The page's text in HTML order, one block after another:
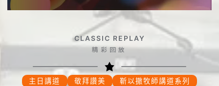
CLASSIC REPLAY
精彩回放
主日講道 敬拜讚美
靳以撒牧師講道系列